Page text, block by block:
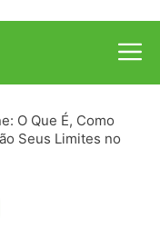
O Que É, Como
Seus Limites no